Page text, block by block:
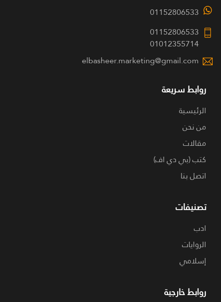
01152806533
01152806533
01012355714
elbasheer.marketing@gmail.com
روابط سريعة
الرئيسية
من نحن
مقالات
كتب (بي دي اف)
اتصل بنا
تصنيفات
ادب
الروايات
إسلامي
روابط خارجية